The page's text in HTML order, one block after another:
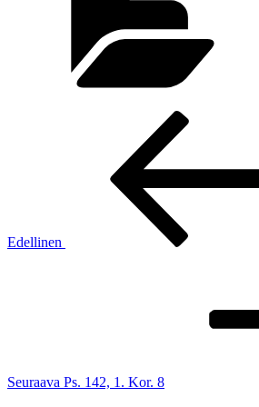
Edellinen
Seuraava Ps. 142, 1. Kor. 8